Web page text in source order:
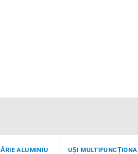
ALUMINIU UȘI